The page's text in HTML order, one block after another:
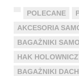
POLECANE
AKCESORIA
BAGAŻNIKI
HAK
BAGAŻNIKI